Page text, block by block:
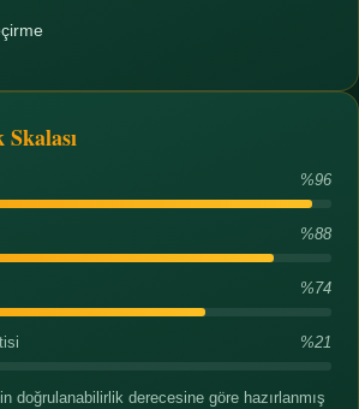
%96
%88
%74
%21
doğrulanabilirlik derecesine göre hazırlanmış